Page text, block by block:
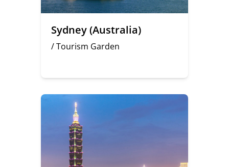
Sydney (Australia)
/ Tourism Garden